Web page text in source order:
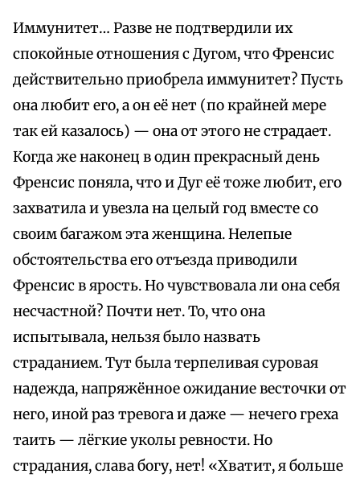
Иммунитет… Разве не подтвердили их
спокойные отношения с Дугом, что Френсис
действительно приобрела иммунитет? Пусть
она любит его, а он её нет (по крайней мере
так ей казалось) — она от этого не страдает.
Когда же наконец в один прекрасный день
Френсис поняла, что и Дуг её тоже любит, его
захватила и увезла на целый год вместе со
своим багажом эта женщина. Нелепые
обстоятельства его отъезда приводили
Френсис в ярость. Но чувствовала ли она себя
несчастной? Почти нет. То, что она
испытывала, нельзя было назвать
страданием. Тут была терпеливая суровая
надежда, напряжённое ожидание весточки от
него, иной раз тревога и даже — нечего греха
таить — лёгкие уколы ревности. Но
страдания, слава богу, нет! «Хватит, я больше